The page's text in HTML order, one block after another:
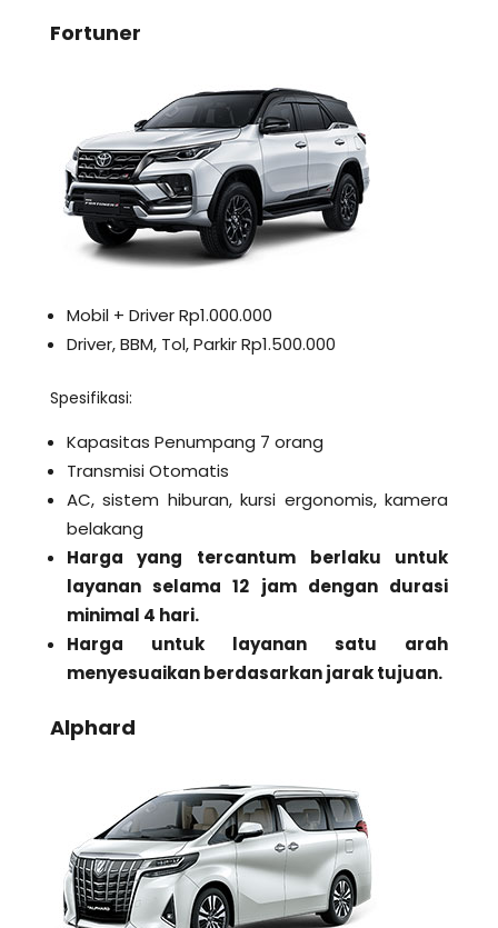
Fortuner
Mobil + Driver Rp1.000.000
Driver, BBM, Tol, Parkir Rp1.500.000
Spesifikasi:
Kapasitas Penumpang 7 orang
Transmisi Otomatis
AC, sistem hiburan, kursi ergonomis, kamera
belakang
Harga yang tercantum berlaku untuk
layanan selama 12 jam dengan durasi
minimal 4 hari.
Harga untuk layanan satu arah
menyesuaikan berdasarkan jarak tujuan.
Alphard